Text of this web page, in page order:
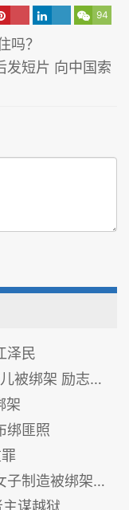
94
吗？
发短片 向中国索
泽民
励志故事招歹徒
架
绑匪照
造被绑架假象
谋越狱